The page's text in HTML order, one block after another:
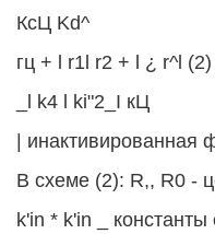
КсЦ Kd^
гц + l r1l r2 + l ¿ r^l (2)
_l k4 l ki"2_I кЦ
| инактивированная
В схеме (2): R,, R0 -
k'in * k'in _